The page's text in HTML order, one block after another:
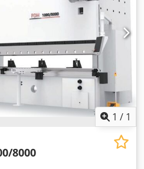
1 / 1
8000